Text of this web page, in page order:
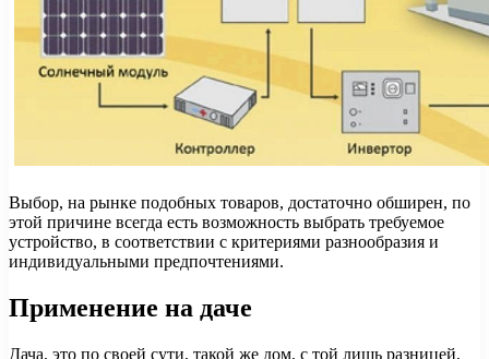
Выбор, на рынке подобных товаров, достаточно обширен, по
этой причине всегда есть возможность выбрать требуемое
устройство, в соответствии с критериями разнообразия и
индивидуальными предпочтениями.
Применение на даче
Дача, это по своей сути, такой же дом, с той лишь разницей,